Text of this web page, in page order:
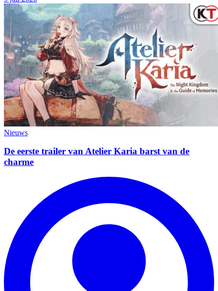
Nieuws
De eerste trailer van Atelier Karia barst van de
charme